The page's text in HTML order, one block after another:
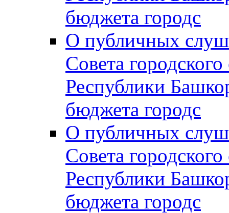
бюджета городс
О публичных
Совета
Республики
бюджета городс
О публичных
Совета
Республики
бюджета городс